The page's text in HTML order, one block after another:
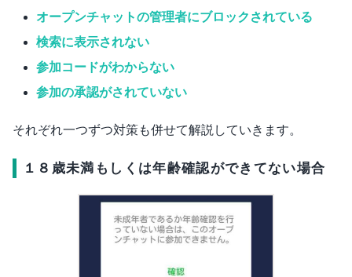
オープンチャットの管理者にブロックされている
検索に表示されない
参加コードがわからない
参加の承認がされていない
それぞれ一つずつ対策も併せて解説していきます。
１８歳未満もしくは年齢確認ができてない場合